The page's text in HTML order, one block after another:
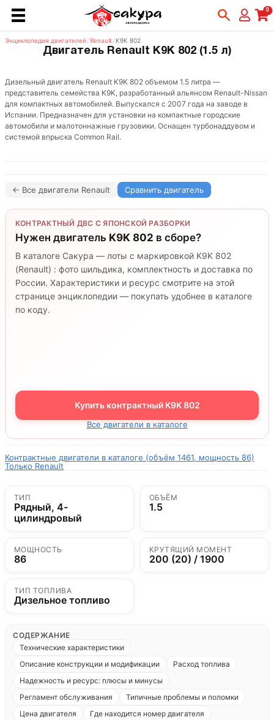
0
Энциклопедия двигателей/ Renault / K9K 802
Двигатель Renault K9K 802 (1.5 л)
Дизельный двигатель Renault K9K 802 объемом 1.5 литра —
представитель семейства K9K, разработанный альянсом Renault-Nissan
для компактных автомобилей. Выпускался с 2007 года на заводе в
Испании. Предназначен для установки на компактные городские
автомобили и малотоннажные грузовики. Оснащен турбонаддувом и
системой впрыска Common Rail.
← Все двигатели Renault Сравнить двигатель
КОНТРАКТНЫЙ ДВС С ЯПОНСКОЙ РАЗБОРКИ
Нужен двигатель K9K 802 в сборе?
В каталоге Сакура — лоты с маркировкой K9K 802
(Renault) : фото шильдика, комплектность и доставка по
России. Характеристики и ресурс смотрите на этой
странице энциклопедии — покупать удобнее в каталоге
по коду.
Купить контрактный K9K 802
Все двигатели в каталоге
Контрактные двигатели в каталоге (объём 1461, мощность 86)
Только Renault
ТИП
Рядный, 4-
цилиндровый
ОБЪЁМ
1.5
МОЩНОСТЬ
86
КРУТЯЩИЙ МОМЕНТ
200 (20) / 1900
ТИП ТОПЛИВА
Дизельное топливо
СОДЕРЖАНИЕ
Технические характеристики
Описание конструкции и модификации
Расход топлива
Надежность и ресурс: плюсы и минусы
Регламент обслуживания
Типичные проблемы и поломки
Цена двигателя
Где находится номер двигателя